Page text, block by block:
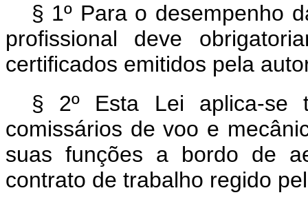
§ 1º Para o desempenho
profissional deve
certificados emitidos pela
§ 2º Esta Lei aplica-se
comissários de voo e
suas funções a bordo de
contrato de trabalho regido